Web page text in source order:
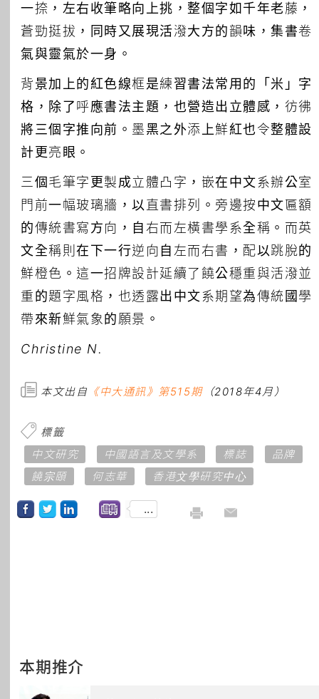
一捺，左右收筆略向上挑，整個字如千年老藤，
蒼勁挺拔，同時又展現活潑大方的韻味，集書卷
氣與靈氣於一身。
背景加上的紅色線框是練習書法常用的「米」字
格，除了呼應書法主題，也營造出立體感，彷彿
將三個字推向前。墨黑之外添上鮮紅也令整體設
計更亮眼。
三個毛筆字更製成立體凸字，嵌在中文系辦公室
門前一幅玻璃牆，以直書排列。旁邊按中文匾額
的傳統書寫方向，自右而左橫書學系全稱。而英
文全稱則在下一行逆向自左而右書，配以跳脫的
鮮橙色。這一招牌設計延續了饒公穩重與活潑並
重的題字風格，也透露出中文系期望為傳統國學
帶來新鮮氣象的願景。
Christine N.
本文出自 《中大通訊》第515期（2018年4月）
標籤
中文研究
中國語言及文學系 標誌
品牌
饒宗頤
何志華 香港文學研究中心
...
本期推介